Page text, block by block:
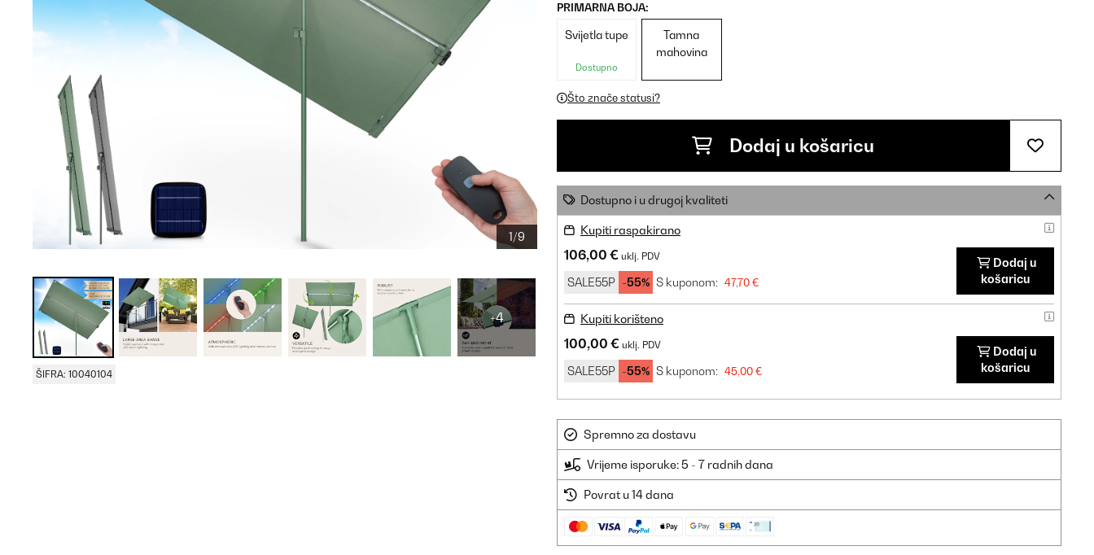
1/9
+4
ŠIFRA: 10040104
PRIMARNA BOJA:
Svijetla tupe
Dostupno
Tamna
mahovina
Što znače statusi?
Dodaj u košaricu
Dostupno i u drugoj kvaliteti
Kupiti raspakirano
106,00 € uklj. PDV
SALE55P -55% S kuponom: 47,70 €
Dodaj u
košaricu
Kupiti korišteno
100,00 € uklj. PDV
SALE55P -55% S kuponom: 45,00 €
Dodaj u
košaricu
Spremno za dostavu
Vrijeme isporuke: 5 - 7 radnih dana
Povrat u 14 dana